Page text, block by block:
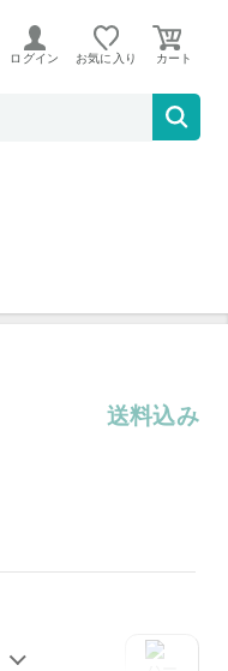
ログイン お気に入り
ックス45L 4個組
送料込み